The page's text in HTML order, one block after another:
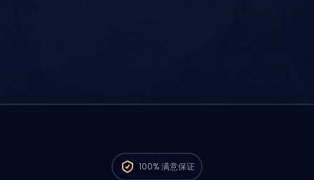
100%满意保证
来自 North America 的 Challenger 玩家
就能马上开打你的订单。🔥